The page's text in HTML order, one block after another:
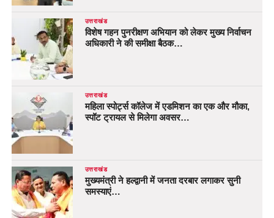
उत्तराखंड
विशेष गहन पुनरीक्षण अभियान को लेकर मुख्य निर्वाचन
अधिकारी ने की समीक्षा बैठक…
उत्तराखंड
महिला स्पोर्ट्स कॉलेज में एडमिशन का एक और मौका,
स्पॉट ट्रायल से मिलेगा अवसर…
उत्तराखंड
मुख्यमंत्री ने हल्द्वानी में जनता दरबार लगाकर सुनी
समस्याएं…